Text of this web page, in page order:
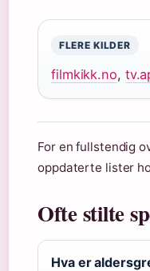
FLERE KILDER
filmkikk.no,
For en fullstendig
oppdaterte lister
Ofte stilte
Hva er